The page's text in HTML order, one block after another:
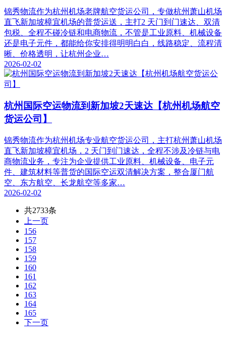
锦秀物流作为杭州机场老牌航空货运公司，专做杭州萧山机场
直飞新加坡樟宜机场的普货运送，主打2 天门到门速达、双清
包税、全程不碰冷链和电商物流，不管是工业原料、机械设备
还是电子元件，都能给你安排得明明白白，线路稳定、流程清
晰、价格透明，让杭州企业…
2026-02-02
杭州国际空运物流到新加坡2天速达【杭州机场航空
货运公司】
锦秀物流作为杭州机场专业航空货运公司，主打杭州萧山机场
直飞新加坡樟宜机场，2 天门到门速达，全程不涉及冷链与电
商物流业务，专注为企业提供工业原料、机械设备、电子元
件、建筑材料等普货的国际空运双清解决方案，整合厦门航
空、东方航空、长龙航空等多家…
2026-02-02
共2733条
上一页
156
157
158
159
160
161
162
163
164
165
下一页